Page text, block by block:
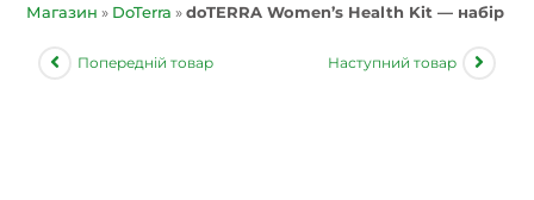
Магазин » DoTerra »doTERRA Women’s Health Kit — набір
Попередній товар Наступний товар